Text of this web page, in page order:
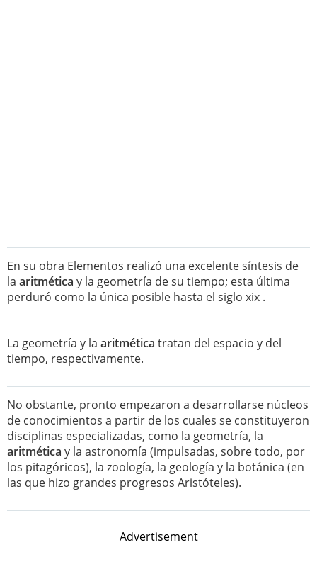
En su obra Elementos realizó una excelente síntesis de
la aritmética y la geometría de su tiempo; esta última
perduró como la única posible hasta el siglo xix .
La geometría y la aritmética tratan del espacio y del
tiempo, respectivamente.
No obstante, pronto empezaron a desarrollarse núcleos
de conocimientos a partir de los cuales se constituyeron
disciplinas especializadas, como la geometría, la
aritmética y la astronomía (impulsadas, sobre todo, por
los pitagóricos), la zoología, la geología y la botánica (en
las que hizo grandes progresos Aristóteles).
Advertisement